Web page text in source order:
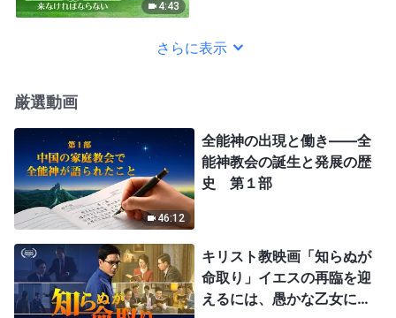
4:43
さらに表示
厳選動画
46:12
全能神の出現と働き——全
能神教会の誕生と発展の歴
史 第１部
キリスト教映画「知らぬが
命取り」イエスの再臨を迎
えるには、愚かな乙女にな